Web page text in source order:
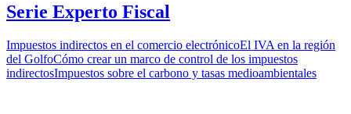
Serie Experto Fiscal
Impuestos indirectos en el comercio electrónicoEl IVA en la región
del GolfoCómo crear un marco de control de los impuestos
indirectosImpuestos sobre el carbono y tasas medioambientales